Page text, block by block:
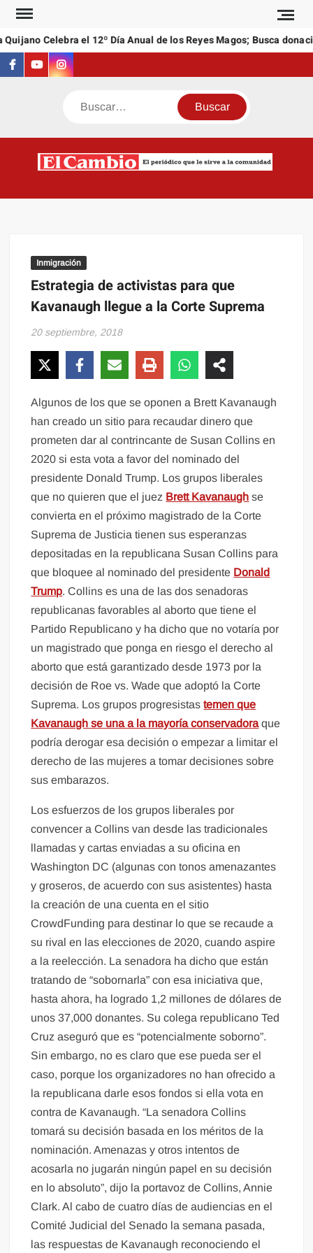
Saltar
contenidoCelebra el 12º Día Anual de los Reyes Magos; Busca
Facebook
YoutubeInstagram
Buscar
Inmigración
Estrategia de activistas para que
Kavanaugh llegue a la Corte Suprema
20 septiembre, 2018
Algunos de los que se oponen a Brett Kavanaugh
han creado un sitio para recaudar dinero que
prometen dar al contrincante de Susan Collins en
2020 si esta vota a favor del nominado del
presidente Donald Trump. Los grupos liberales
que no quieren que el juez Brett Kavanaugh se
convierta en el próximo magistrado de la Corte
Suprema de Justicia tienen sus esperanzas
depositadas en la republicana Susan Collins para
que bloquee al nominado del presidente Donald
Trump. Collins es una de las dos senadoras
republicanas favorables al aborto que tiene el
Partido Republicano y ha dicho que no votaría por
un magistrado que ponga en riesgo el derecho al
aborto que está garantizado desde 1973 por la
decisión de Roe vs. Wade que adoptó la Corte
Suprema. Los grupos progresistastemen que
Kavanaugh se una a la mayoría conservadoraque
podría derogar esa decisión o empezar a limitar el
derecho de las mujeres a tomar decisiones sobre
sus embarazos.
Los esfuerzos de los grupos liberales por
convencer a Collins van desde las tradicionales
llamadas y cartas enviadas a su oficina en
Washington DC (algunas con tonos amenazantes
y groseros, de acuerdo con sus asistentes) hasta
la creación de una cuenta en el sitio
CrowdFunding para destinar lo que se recaude a
su rival en las elecciones de 2020, cuando aspire
a la reelección. La senadora ha dicho que están
tratando de “sobornarla” con esa iniciativa que,
hasta ahora, ha logrado 1,2 millones de dólares de
unos 37,000 donantes. Su colega republicano Ted
Cruz aseguró que es “potencialmente soborno”.
Sin embargo, no es claro que ese pueda ser el
caso, porque los organizadores no han ofrecido a
la republicana darle esos fondos si ella vota en
contra de Kavanaugh. “La senadora Collins
tomará su decisión basada en los méritos de la
nominación. Amenazas y otros intentos de
acosarla no jugarán ningún papel en su decisión
en lo absoluto”, dijo la portavoz de Collins, Annie
Clark. Al cabo de cuatro días de audiencias en el
Comité Judicial del Senado la semana pasada,
las respuestas de Kavanaugh reconociendo el